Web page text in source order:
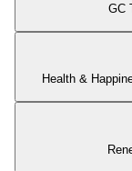
GC
Health &